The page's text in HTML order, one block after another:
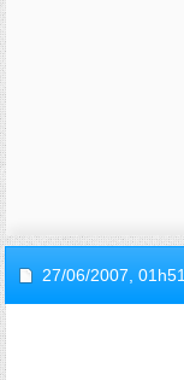
27/06/2007, 01h51